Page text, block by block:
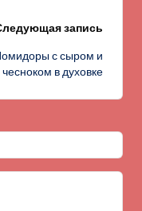
запись
с сыром и
чесноком в духовке